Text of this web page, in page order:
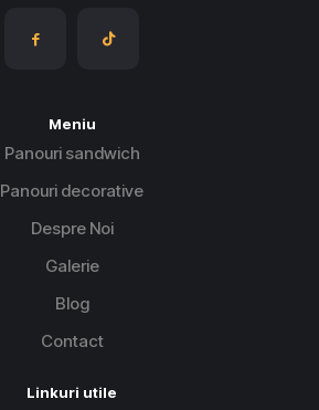
Meniu
Panouri sandwich
Panouri decorative
Despre Noi
Galerie
Blog
Contact
Linkuri utile